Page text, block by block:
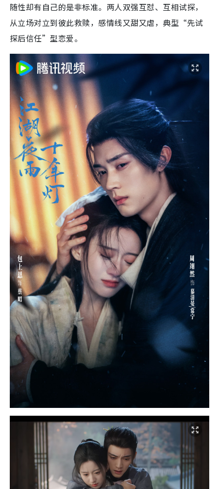
随性却有自己的是非标准。两人双强互怼、互相试探，
从立场对立到彼此救赎，感情线又甜又虐，典型“先试
探后信任”型恋爱。